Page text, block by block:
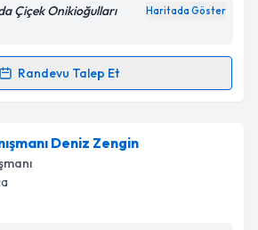
Çiçek Onikioğulları Haritada Göster
Randevu Talep Et
Talebi
Funda Çiçek Onikioğulları
talebi oluşturun. Size bu uzmandan
için bir takvim hazırlandığında e-
Deniz Zengin